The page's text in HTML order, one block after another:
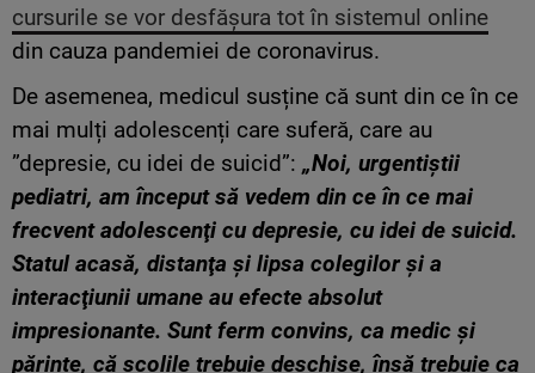
cursurile se vor desfășura tot în sistemul online
din cauza pandemiei de coronavirus.
De asemenea, medicul susține că sunt din ce în ce
mai mulți adolescenți care suferă, care au
”depresie, cu idei de suicid”: „Noi, urgentiştii
pediatri, am început să vedem din ce în ce mai
frecvent adolescenţi cu depresie, cu idei de suicid.
Statul acasă, distanţa şi lipsa colegilor şi a
interacţiunii umane au efecte absolut
impresionante. Sunt ferm convins, ca medic şi
părinte, că şcolile trebuie deschise, însă trebuie ca